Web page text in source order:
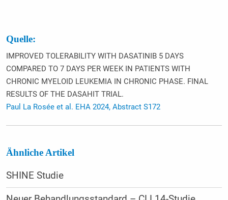
Quelle:
IMPROVED TOLERABILITY WITH DASATINIB 5 DAYS
COMPARED TO 7 DAYS PER WEEK IN PATIENTS WITH
CHRONIC MYELOID LEUKEMIA IN CHRONIC PHASE. FINAL
RESULTS OF THE DASAHIT TRIAL.
Paul La Rosée et al. EHA 2024, Abstract S172
Ähnliche Artikel
SHINE Studie